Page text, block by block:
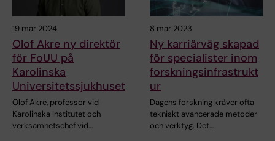
19 mar 2024
Olof Akre ny direktör
för FoUU på
Karolinska
Universitetssjukhuset
Olof Akre, professor vid
Karolinska Institutet och
verksamhetschef vid…
8 mar 2023
Ny karriärväg skapad
för specialister inom
forskningsinfrastrukt
ur
Dagens forskning kräver ofta
tekniskt avancerade metoder
och verktyg. Det…